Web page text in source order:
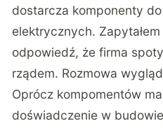
dostarcza komponenty
elektrycznych. Zapytałem
odpowiedź, że firma
rządem. Rozmowa
Oprócz kompomentów
doświadczenie w